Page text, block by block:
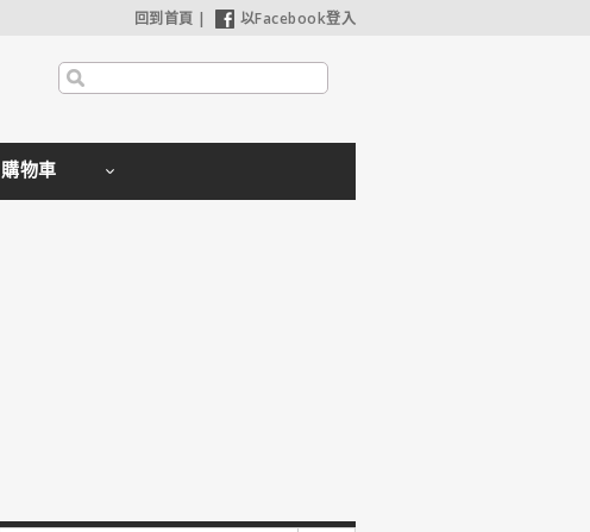
回到首頁 | 以Facebook登入
購物車